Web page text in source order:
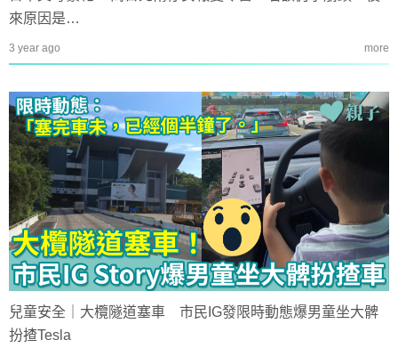
來原因是…
3 year ago more
兒童安全｜大欖隧道塞車 市民IG發限時動態爆男童坐大髀
扮揸Tesla